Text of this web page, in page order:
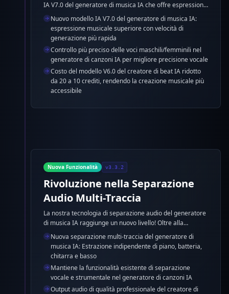
IA V7.0 del generatore di musica IA che offre espressione
musicale superiore e generazione più veloce, oltre a
controllo vocale migliorato e ottimizzazione dei costi nel
generatore di canzoni IA.
Nuovo modello IA V7.0 del generatore di musica IA:
espressione musicale superiore con velocità di
generazione più rapida
Controllo più preciso delle voci maschili/femminili nel
generatore di canzoni IA per migliore precisione vocale
Costo del modello V6.0 del creatore di beat IA ridotto
da 20 a 10 crediti, rendendo la creazione musicale più
accessibile
Nuova Funzionalità v3.3.2
Rivoluzione nella Separazione
Audio Multi-Traccia
La nostra tecnologia di separazione audio del generatore
di musica IA raggiunge un nuovo livello! Oltre alla
separazione esistente di voce e strumentale, ora
possiamo separare l'accompagnamento con il
generatore di canzoni IA in tracce individuali inclusi piano,
professionale per la produzione musicale e
l'apprendimento.
Nuova separazione multi-traccia del generatore di
musica IA: Estrazione indipendente di piano, batteria,
chitarra e basso
Mantiene la funzionalità esistente di separazione
vocale e strumentale nel generatore di canzoni IA
Output audio di qualità professionale del creatore di